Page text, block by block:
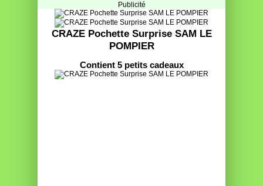
Publicité
CRAZE Pochette Surprise SAM LE
POMPIER
Contient 5 petits cadeaux